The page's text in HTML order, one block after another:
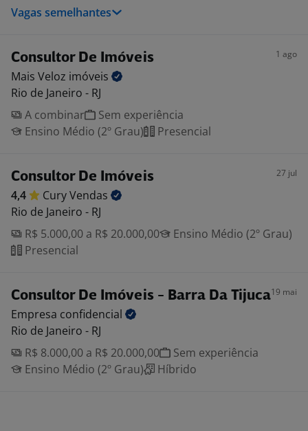
Vagas semelhantes
Consultor De Imóveis 1 ago
Mais Veloz imóveis
Rio de Janeiro - RJ
A combinar
Sem experiência
Ensino Médio (2º Grau)
Presencial
Consultor De Imóveis 27 jul
4,4 CuryVendas
Rio de Janeiro - RJ
R$ 5.000,00 a R$ 20.000,00
Ensino Médio (2º Grau)
Presencial
Consultor De Imóveis - Barra Da Tijuca19 mai
Empresa confidencial
Rio de Janeiro - RJ
R$ 8.000,00 a R$ 20.000,00
Sem experiência
Ensino Médio (2º Grau)
Híbrido